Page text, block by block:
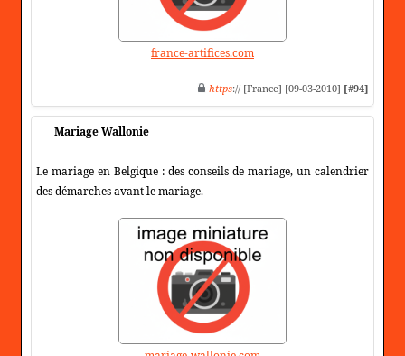
france-artifices.com
https:// [France] [09-03-2010] [#94]
Mariage Wallonie
Le mariage en Belgique : des conseils de mariage, un calendrier
des démarches avant le mariage.